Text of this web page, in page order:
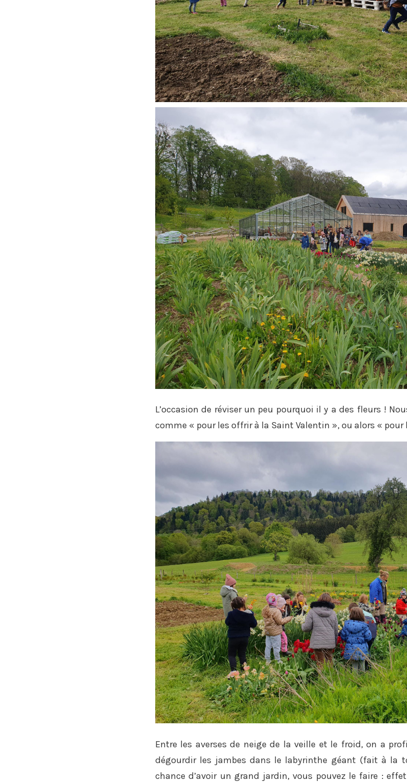
L’occasion de réviser un peu pourquoi il y a des fleurs !
comme « pour les offrir à la Saint Valentin », ou alors « pour
Entre les averses de neige de la veille et le froid, on a
dégourdir les jambes dans le labyrinthe géant (fait à la
chance d’avoir un grand jardin, vous pouvez le faire :